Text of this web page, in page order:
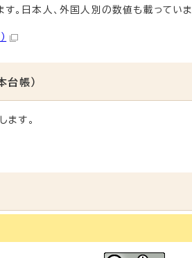
。日本人、外国人別の数値も載っていま
台帳）
ます。